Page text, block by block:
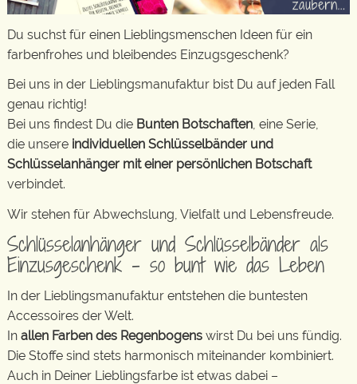
Du suchst für einen Lieblingsmenschen Ideen für ein
farbenfrohes und bleibendes Einzugsgeschenk?
Bei uns in der Lieblingsmanufaktur bist Du auf jeden Fall
genau richtig!
Bei uns findest Du die Bunten Botschaften, eine Serie,
die unsere individuellen Schlüsselbänder und
Schlüsselanhänger mit einer persönlichen Botschaft
verbindet.
Wir stehen für Abwechslung, Vielfalt und Lebensfreude.
Schlüsselanhänger und Schlüsselbänder als
Einzusgeschenk – so bunt wie das Leben
In der Lieblingsmanufaktur entstehen die buntesten
Accessoires der Welt.
In allen Farben des Regenbogens wirst Du bei uns fündig.
Die Stoffe sind stets harmonisch miteinander kombiniert.
Auch in Deiner Lieblingsfarbe ist etwas dabei –